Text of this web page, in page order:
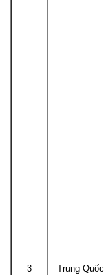
3 Trung Quốc